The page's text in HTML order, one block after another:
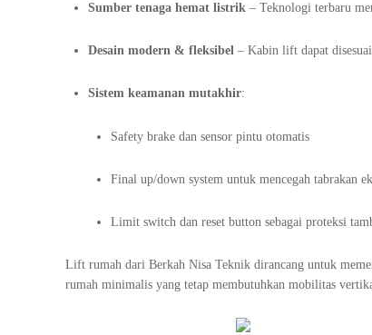
Sumber tenaga hemat listrik – Teknologi terbaru
Desain modern & fleksibel – Kabin lift dapat
Sistem keamanan mutakhir:
Safety brake dan sensor pintu otomatis
Final up/down system untuk mencegah tabrakan
Limit switch dan reset button sebagai proteksi
Lift rumah dari Berkah Nisa Teknik dirancang untuk
rumah minimalis yang tetap membutuhkan mobilitas